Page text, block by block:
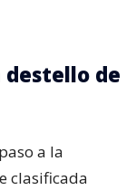
destello de
a la
clasificada